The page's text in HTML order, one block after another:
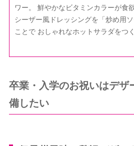
ワー。 鮮やかなビタミンカラーが食
シーザー風ドレッシングを「炒め用
ことで おしゃれなホットサラダをつ
卒業・入学のお祝いはデザ
備したい